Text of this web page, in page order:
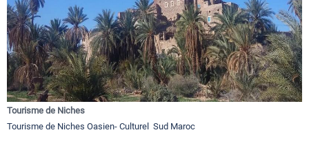
Tourisme de Niches
Tourisme de Niches Oasien- Culturel Sud Maroc